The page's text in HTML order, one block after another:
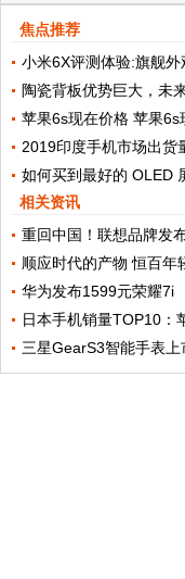
焦点推荐
小米6X评测体验:旗舰外
陶瓷背板优势巨大，未
苹果6s现在价格 苹果6s
2019印度手机市场出货
如何买到最好的 OLED
相关资讯
重回中国！联想品牌发
顺应时代的产物 恒百年
华为发布1599元荣耀7i
日本手机销量TOP10：
三星GearS3智能手表上